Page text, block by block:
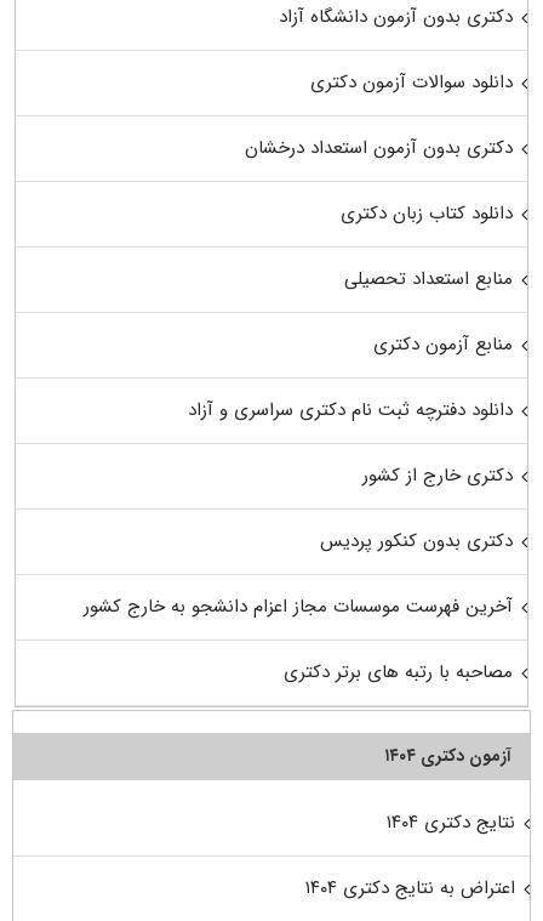
دکتری بدون آزمون دانشگاه آزاد
دانلود سوالات آزمون دکتری
دکتری بدون آزمون استعداد درخشان
دانلود کتاب زبان دکتری
منابع استعداد تحصیلی
منابع آزمون دکتری
دانلود دفترچه ثبت نام دکتری سراسری و آزاد
دکتری خارج از کشور
دکتری بدون کنکور پردیس
آخرین فهرست موسسات مجاز اعزام دانشجو به خارج کشور
مصاحبه با رتبه های برتر دکتری
آزمون دکتری ۱۴۰۴
نتایج دکتری ۱۴۰۴
اعتراض به نتایج دکتری ۱۴۰۴